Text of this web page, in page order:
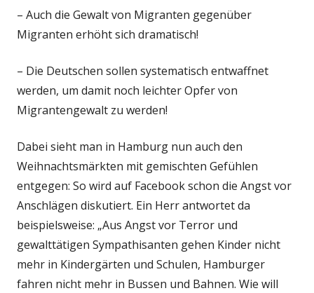
– Auch die Gewalt von Migranten gegenüber
Migranten erhöht sich dramatisch!
– Die Deutschen sollen systematisch entwaffnet
werden, um damit noch leichter Opfer von
Migrantengewalt zu werden!
Dabei sieht man in Hamburg nun auch den
Weihnachtsmärkten mit gemischten Gefühlen
entgegen: So wird auf Facebook schon die Angst vor
Anschlägen diskutiert. Ein Herr antwortet da
beispielsweise: „Aus Angst vor Terror und
gewalttätigen Sympathisanten gehen Kinder nicht
mehr in Kindergärten und Schulen, Hamburger
fahren nicht mehr in Bussen und Bahnen. Wie will